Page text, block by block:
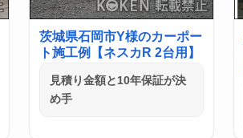
茨城県石岡市Y様のカーポー
ト施工例【ネスカR 2台用】
見積り金額と10年保証が決
め手